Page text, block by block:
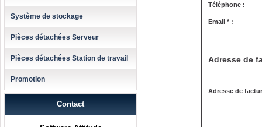
Système de stockage
Pièces détachées Serveur
Pièces détachées Station de travail
Promotion
Contact
Téléphone :
Email * :
Adresse de
Adresse de